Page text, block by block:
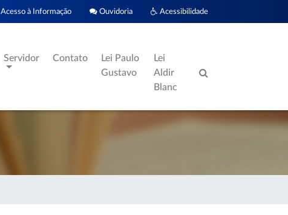
Acessibilidade
Ouvidoria
Acesso à Informação
Servidor Contato
Lei Paulo
Gustavo
Lei
Aldir
Blanc